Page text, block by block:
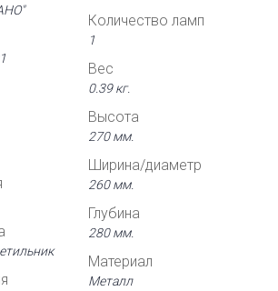
Количество ламп
1
Вес
0.39 кг.
Высота
270 мм.
Ширина/диаметр
260 мм.
Глубина
280 мм.
Материал
Металл